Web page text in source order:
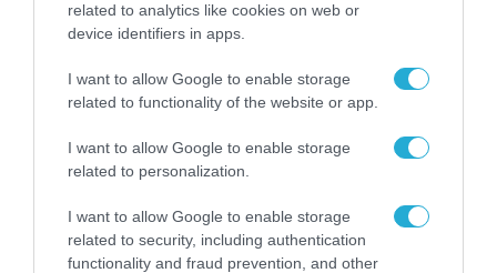
related to analytics like cookies on web or
device identifiers in apps.
I want to allow Google to enable storage
related to functionality of the website or app.
I want to allow Google to enable storage
related to personalization.
I want to allow Google to enable storage
related to security, including authentication
functionality and fraud prevention, and other
αντικείμενα από κοινόχρηστους χώρους